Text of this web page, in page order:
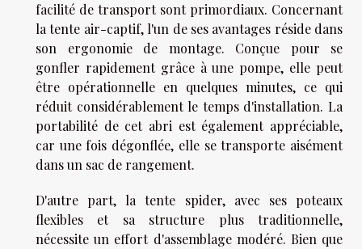
facilité de transport sont primordiaux. Concernant
la tente air-captif, l'un de ses avantages réside dans
son ergonomie de montage. Conçue pour se
gonfler rapidement grâce à une pompe, elle peut
être opérationnelle en quelques minutes, ce qui
réduit considérablement le temps d'installation. La
portabilité de cet abri est également appréciable,
car une fois dégonflée, elle se transporte aisément
dans un sac de rangement.
D'autre part, la tente spider, avec ses poteaux
flexibles et sa structure plus traditionnelle,
nécessite un effort d'assemblage modéré. Bien que